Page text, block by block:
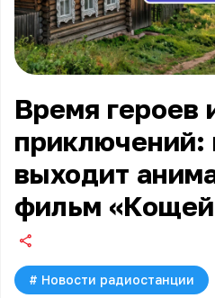
Время героев
приключений:
выходит
фильм
# Новости радиостанции